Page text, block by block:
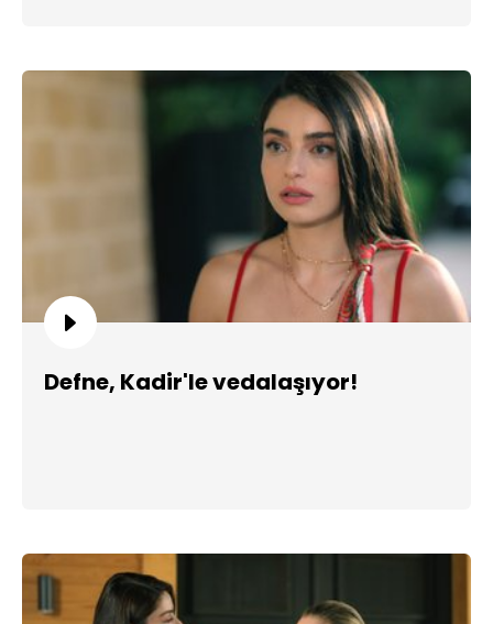
Defne, Kadir'le vedalaşıyor!